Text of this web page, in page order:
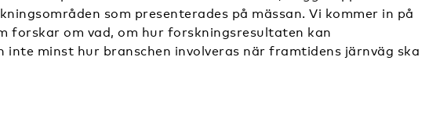
som presenterades på mässan. Vi kommer in på
forskar om vad, om hur forskningsresultaten kan
inte minst hur branschen involveras när framtidens järnväg ska